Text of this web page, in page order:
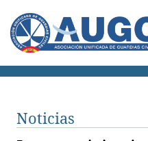
Noticias